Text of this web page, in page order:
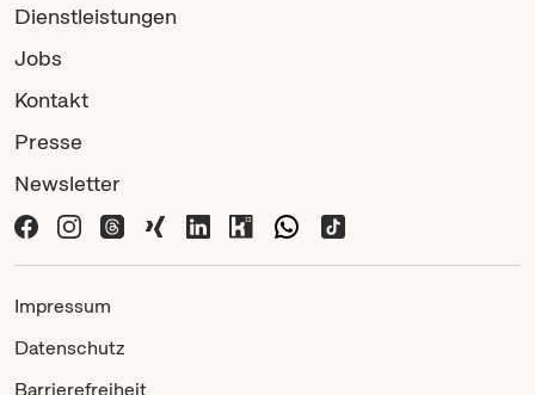
Dienstleistungen
Jobs
Kontakt
Presse
Newsletter
Impressum
Datenschutz
Barrierefreiheit